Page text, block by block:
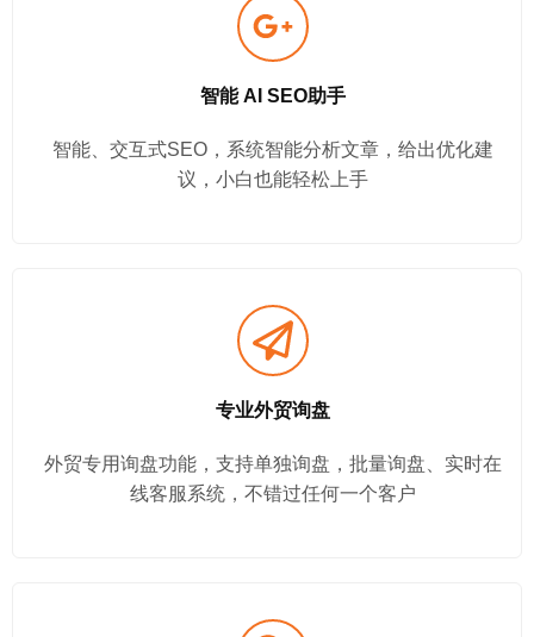
智能 AI SEO助手
智能、交互式SEO，系统智能分析文章，给出优化建
议，小白也能轻松上手
专业外贸询盘
外贸专用询盘功能，支持单独询盘，批量询盘、实时在
线客服系统，不错过任何一个客户